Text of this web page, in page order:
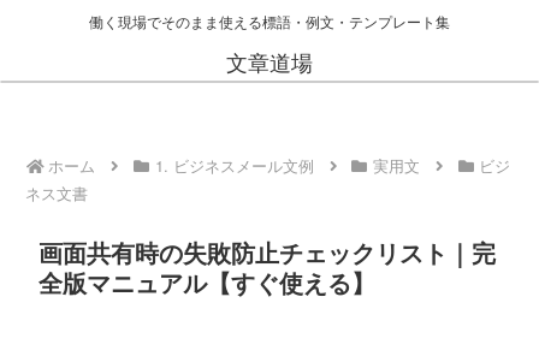
働く現場でそのまま使える標語・例文・テンプレート集
文章道場
ホーム 1. ビジネスメール文例 実用文
ビジ
ネス文書
画面共有時の失敗防止チェックリスト｜完
全版マニュアル【すぐ使える】